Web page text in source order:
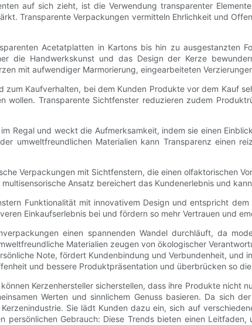
auf sich zieht, ist die Verwendung transparenter
Transparente Verpackungen vermitteln Ehrlichkeit und
Acetatplatten in Kartons bis hin zu ausgestanzten
die Handwerkskunst und das Design der Kerze
mit aufwendiger Marmorierung, eingearbeiteten
Kaufverhalten, bei dem Kunden Produkte vor dem Kauf
wollen. Transparente Sichtfenster reduzieren zudem
Regal und weckt die Aufmerksamkeit, indem sie einen
umweltfreundlichen Materialien kann Transparenz einen
Verpackungen mit Sichtfenstern, die einen olfaktorischen
Ansatz bereichert das Kundenerlebnis und
Funktionalität mit innovativem Design und entspricht
Einkaufserlebnis bei und fördern so mehr Vertrauen und
einen spannenden Wandel durchläuft, da
Materialien zeugen von ökologischer
Note, fördert Kundenbindung und Verbundenheit, und
und bessere Produktpräsentation und überbrücken so
Kerzenhersteller sicherstellen, dass ihre Produkte nicht
Werten und sinnlichem Genuss basieren. Da sich
Sie lädt Kunden dazu ein, sich auf
Gebrauch: Diese Trends bieten einen